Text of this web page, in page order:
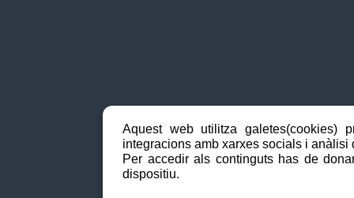
Aquest web utilitza galetes(cookies)
integracions amb xarxes socials i anàlisi
Per accedir als continguts has de
dispositiu.